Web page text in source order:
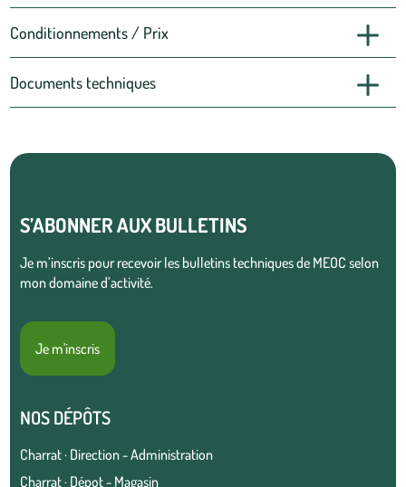
Conditionnements / Prix
Documents techniques
S’ABONNER AUX BULLETINS
Je m’inscris pour recevoir les bulletins techniques de MEOC selon
mon domaine d’activité.
Je m'inscris
NOS DÉPÔTS
Charrat · Direction - Administration
Charrat · Dépot - Magasin